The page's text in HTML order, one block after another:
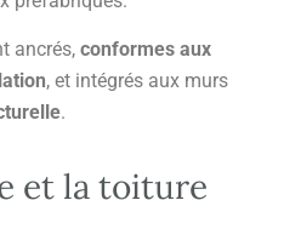
ancrés, conformes aux
, et intégrés aux murs
.
et la toiture